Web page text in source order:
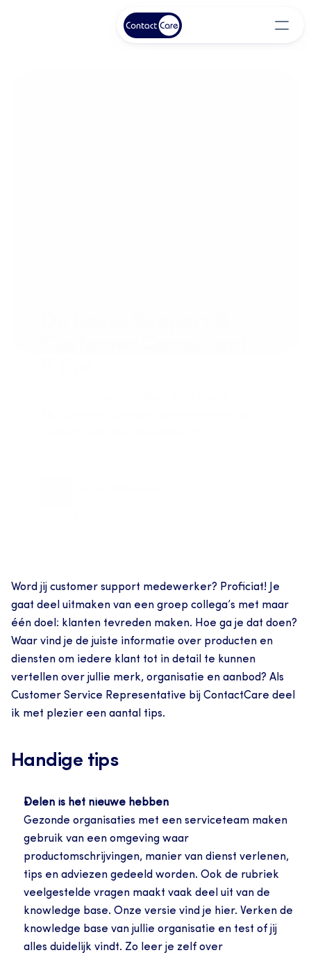
Word jij customer support medewerker? Proficiat! Je
gaat deel uitmaken van een groep collega’s met maar
één doel: klanten tevreden maken. Hoe ga je dat doen?
Waar vind je de juiste informatie over producten en
diensten om iedere klant tot in detail te kunnen
vertellen over jullie merk, organisatie en aanbod? Als
Customer Service Representative bij ContactCare deel
ik met plezier een aantal tips.
Handige tips
Delen is het nieuwe hebben
Gezonde organisaties met een serviceteam maken
gebruik van een omgeving waar
productomschrijvingen, manier van dienst verlenen,
tips en adviezen gedeeld worden. Ook de rubriek
veelgestelde vragen maakt vaak deel uit van de
knowledge base. Onze versie vind je hier. Verken de
knowledge base van jullie organisatie en test of jij
alles duidelijk vindt. Zo leer je zelf over